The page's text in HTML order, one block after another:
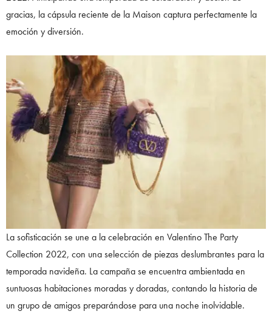
gracias, la cápsula reciente de la Maison captura perfectamente la
emoción y diversión.
La sofisticación se une a la celebración en Valentino The Party
Collection 2022, con una selección de piezas deslumbrantes para la
temporada navideña. La campaña se encuentra ambientada en
suntuosas habitaciones moradas y doradas, contando la historia de
un grupo de amigos preparándose para una noche inolvidable.